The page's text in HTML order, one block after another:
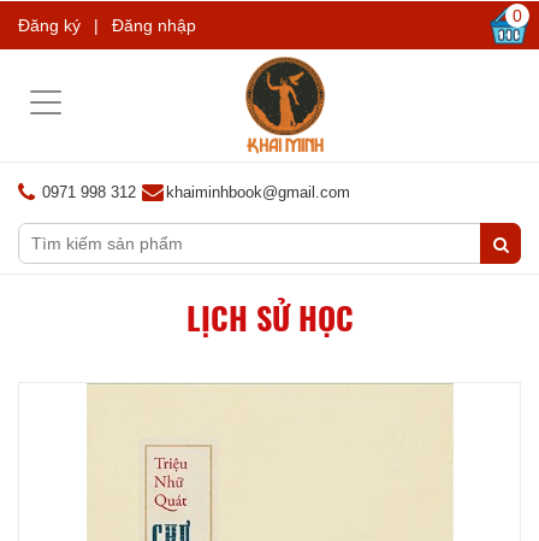
Đăng ký | Đăng nhập 0
Toggle
0971 998 312 khaiminhbook@gmail.com
LỊCH SỬ HỌC